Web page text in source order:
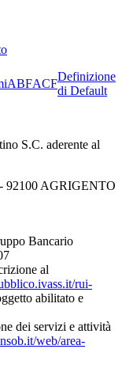
ABFACF
Definizione
di Default
S.C. aderente al
92100 AGRIGENTO
Bancario
al
rui-
abilitato e
dei servizi e attività
web/area-